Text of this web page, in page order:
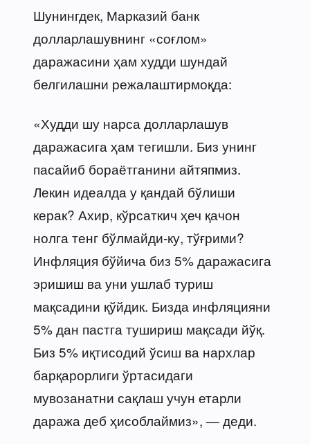
Шунингдек, Марказий банк
долларлашувнинг «соғлом»
даражасини ҳам худди шундай
белгилашни режалаштирмоқда:
«Худди шу нарса долларлашув
даражасига ҳам тегишли. Биз унинг
пасайиб бораётганини айтяпмиз.
Лекин идеалда у қандай бўлиши
керак? Ахир, кўрсаткич ҳеч қачон
нолга тенг бўлмайди-ку, тўғрими?
Инфляция бўйича биз 5% даражасига
эришиш ва уни ушлаб туриш
мақсадини қўйдик. Бизда инфляцияни
5% дан пастга тушириш мақсади йўқ.
Биз 5% иқтисодий ўсиш ва нархлар
барқарорлиги ўртасидаги
мувозанатни сақлаш учун етарли
даража деб ҳисоблаймиз», — деди.